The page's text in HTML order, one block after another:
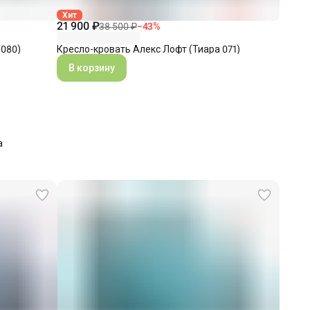
Хит
21 900 ₽38 500 ₽−43%
Кресло-кровать Алекс Лофт (Тиара 071)
В корзину